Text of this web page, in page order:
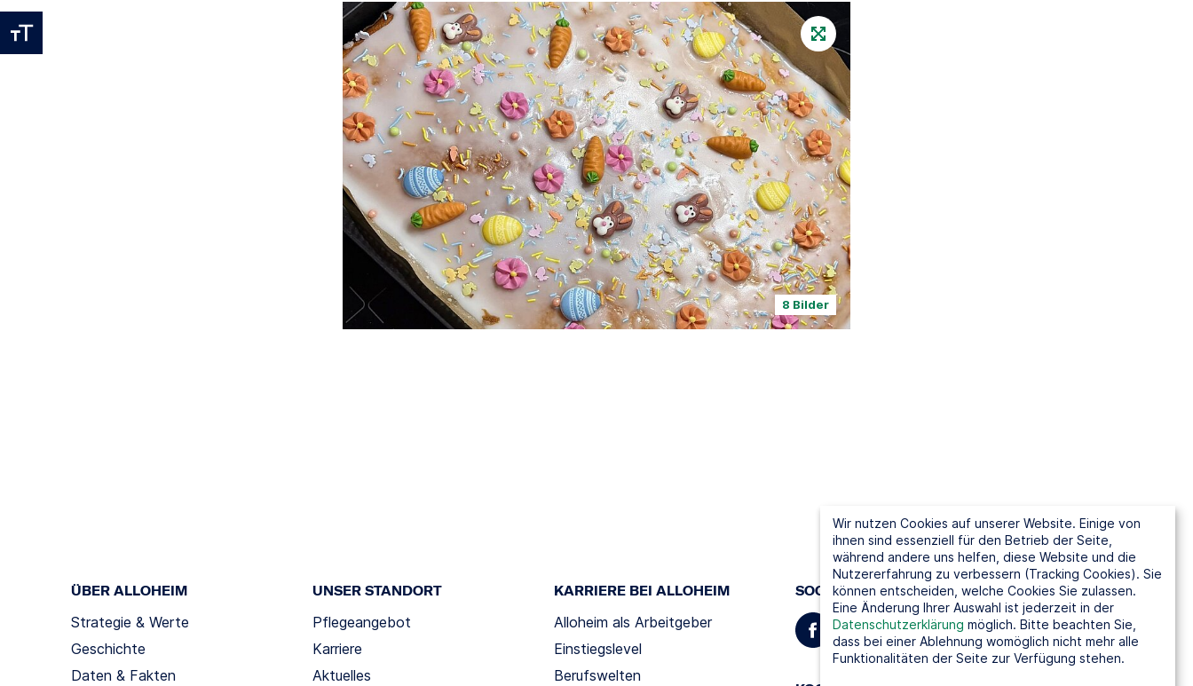
8 Bilder
ÜBER ALLOHEIM
Strategie & Werte
Geschichte
Daten & Fakten
UNSER STANDORT
Pflegeangebot
Karriere
Aktuelles
KARRIERE BEI ALLOHEIM
Alloheim als Arbeitgeber
Einstiegslevel
Berufswelten
SOCIAL MEDIA
Wir nutzen Cookies auf unserer Website. Einige von
ihnen sind essenziell für den Betrieb der Seite,
während andere uns helfen, diese Website und die
Nutzererfahrung zu verbessern (Tracking Cookies). Sie
können entscheiden, welche Cookies Sie zulassen.
Eine Änderung Ihrer Auswahl ist jederzeit in der
Datenschutzerklärung möglich. Bitte beachten Sie,
dass bei einer Ablehnung womöglich nicht mehr alle
Funktionalitäten der Seite zur Verfügung stehen.